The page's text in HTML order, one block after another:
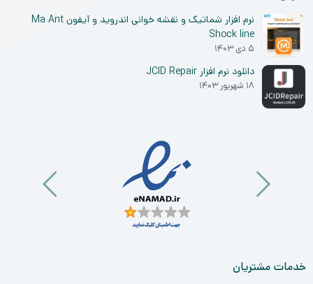
نرم افزار شماتیک و نقشه خوانی اندروید و آیفون Ma Ant
Shock line
۵ دی ۱۴۰۳
دانلود نرم افزار JCID Repair
۱۸ شهریور ۱۴۰۳
خدمات مشتریان